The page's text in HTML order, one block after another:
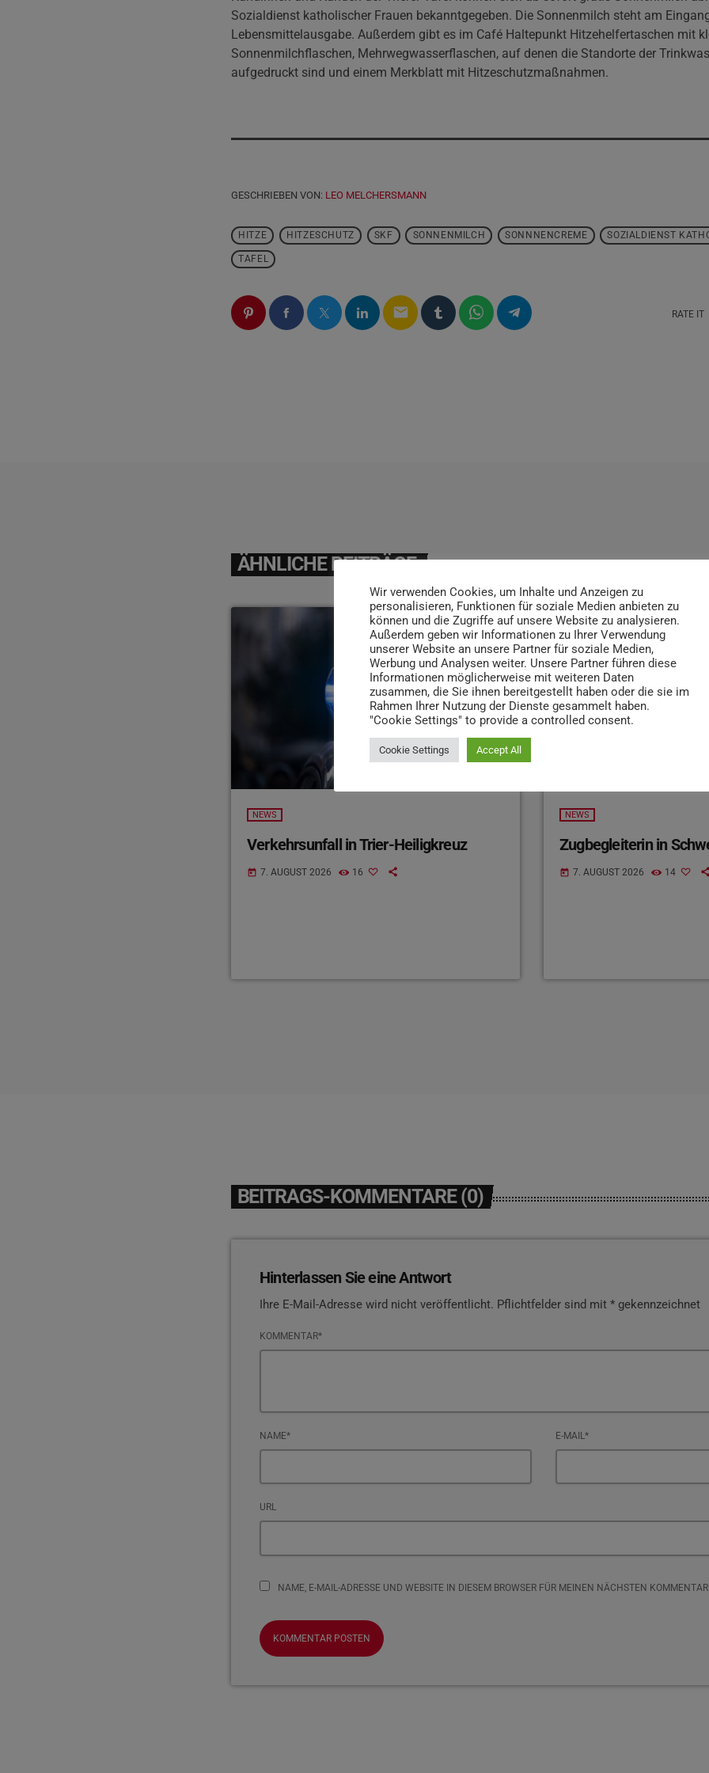
Sozialdienst katholischer Frauen bekanntgegeben. Die Sonnenmilch steht am
Lebensmittelausgabe. Außerdem gibt es im Café Haltepunkt Hitzehelfertaschen mit
Sonnenmilchflaschen, Mehrwegwasserflaschen, auf denen die Standorte der
aufgedruckt sind und einem Merkblatt mit Hitzeschutzmaßnahmen.
GESCHRIEBEN VON: LEO MELCHERSMANN
HITZE HITZESCHUTZ SKF SONNENMILCH SONNNENCREME SOZIALDIENST
TAFEL
email RATE IT
ÄHNLICHE BEITRÄGE
insert_link
NEWS
Verkehrsunfall in Trier-Heiligkreuz
today 7. AUGUST 2026 16
NEWS
Zugbegleiterin in
today 7. AUGUST 2026 14
BEITRAGS-KOMMENTARE (0)
Hinterlassen Sie eine Antwort
Ihre E-Mail-Adresse wird nicht veröffentlicht. Pflichtfelder sind mit * gekennzeichnet
KOMMENTAR*
NAME* E-MAIL*
URL
NAME, E-MAIL-ADRESSE UND WEBSITE IN DIESEM BROWSER FÜR MEINEN NÄCHSTEN
Wir verwenden Cookies, um Inhalte und Anzeigen zu
personalisieren, Funktionen für soziale Medien anbieten zu
können und die Zugriffe auf unsere Website zu analysieren.
Außerdem geben wir Informationen zu Ihrer Verwendung
unserer Website an unsere Partner für soziale Medien,
Werbung und Analysen weiter. Unsere Partner führen diese
Informationen möglicherweise mit weiteren Daten
zusammen, die Sie ihnen bereitgestellt haben oder die sie im
Rahmen Ihrer Nutzung der Dienste gesammelt haben.
"Cookie Settings" to provide a controlled consent.
Cookie Settings Accept All